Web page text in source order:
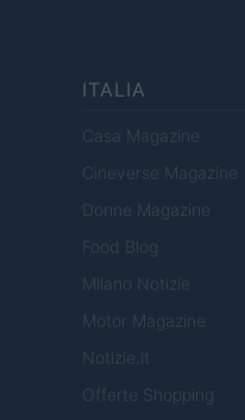
ITALIA
Casa Magazine
Cineverse Magazine
Donne Magazine
Food Blog
Milano Notizie
Motor Magazine
Notizie.it
Offerte Shopping